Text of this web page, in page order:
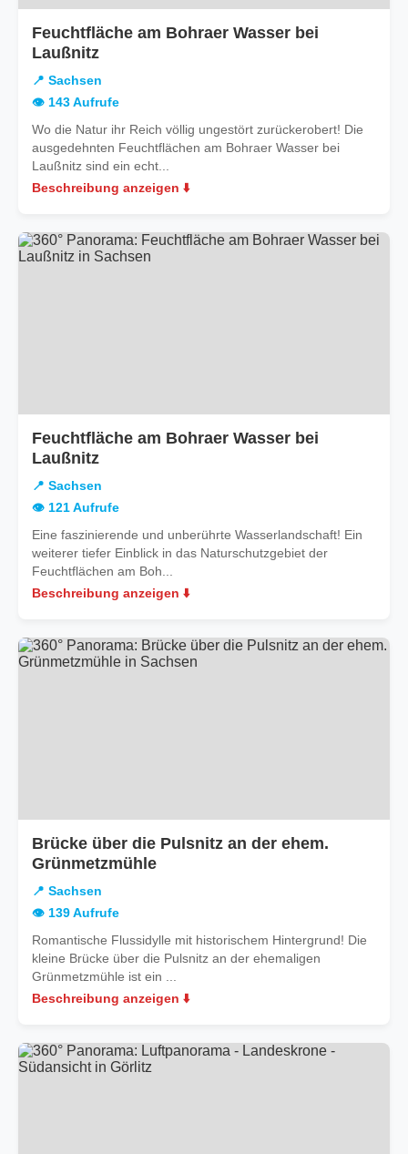
Feuchtfläche am Bohraer Wasser bei
Laußnitz
📍 Sachsen
👁️ 143 Aufrufe
Wo die Natur ihr Reich völlig ungestört zurückerobert! Die
ausgedehnten Feuchtflächen am Bohraer Wasser bei
Laußnitz sind ein echt...
Beschreibung anzeigen ⬇️
Feuchtfläche am Bohraer Wasser bei
Laußnitz
📍 Sachsen
👁️ 121 Aufrufe
Eine faszinierende und unberührte Wasserlandschaft! Ein
weiterer tiefer Einblick in das Naturschutzgebiet der
Feuchtflächen am Boh...
Beschreibung anzeigen ⬇️
Brücke über die Pulsnitz an der ehem.
Grünmetzmühlein
📍 Sachsen
👁️ 139 Aufrufe
Romantische Flussidylle mit historischem Hintergrund! Die
kleine Brücke über die Pulsnitz an der ehemaligen
Grünmetzmühle ist ein ...
Beschreibung anzeigen ⬇️